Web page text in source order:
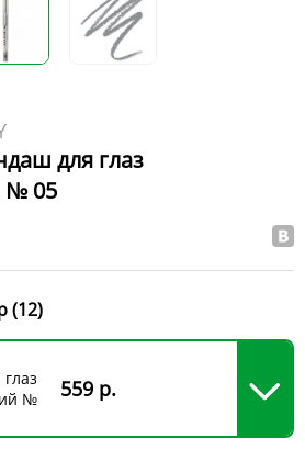
для глаз
№ 05
(12)
№
559 р.